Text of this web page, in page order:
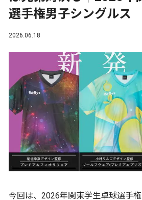
選手権男子シングルス
2026.06.18
今回は、2026年関東学生卓球選手